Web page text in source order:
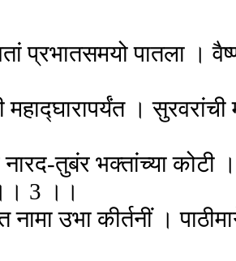
प्रभातसमयो पातला ।
महाद्घारापर्यंत ।
तुबंर भक्तांच्या कोटी
3 ।।
उभा कीर्तनीं ।